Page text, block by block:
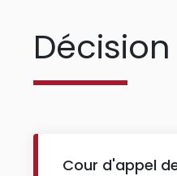
Décision
Cour d'appel